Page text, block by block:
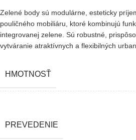
Zelené body sú modulárne, esteticky
pouličného mobiliáru, ktoré kombinujú
integrovanej zelene. Sú robustné,
vytváranie atraktívnych a flexibilných
HMOTNOSŤ
PREVEDENIE